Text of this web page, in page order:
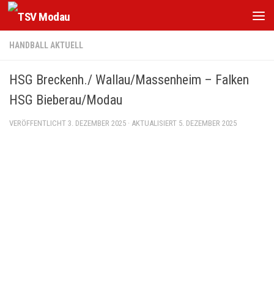
Zum Inhalt springen
HANDBALL AKTUELL
HSG Breckenh./ Wallau/Massenheim – Falken
HSG Bieberau/Modau
VERÖFFENTLICHT 3. DEZEMBER 2025 · AKTUALISIERT 5. DEZEMBER 2025